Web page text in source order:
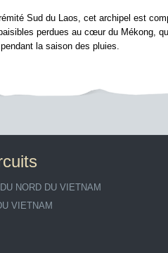
Sud du Laos, cet archipel est
perdues au cœur du Mékong,
la saison des pluies.
NORD DU VIETNAM
VIETNAM